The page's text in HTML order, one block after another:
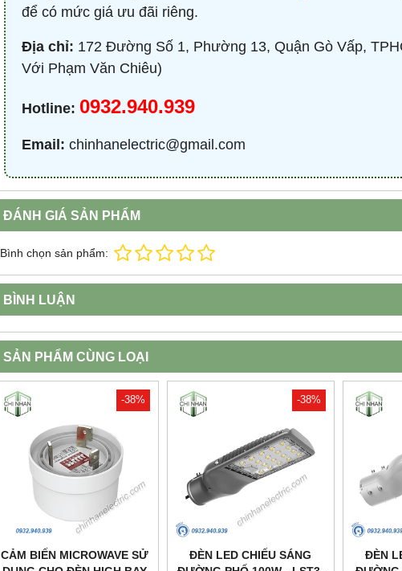
HDCAP304500203 - HIMEL
MUA NGAY MUA NGAY
để có mức giá ưu đãi riêng.
Địa chỉ: 172 Đường Số 1, Phường 13, Quận Gò Vấp,
Với Phạm Văn Chiêu)
Hotline: 0932.940.939
Email: chinhanelectric@gmail.com
ĐÁNH GIÁ SẢN PHẨM
Bình chọn sản phẩm:
BÌNH LUẬN
SẢN PHẨM CÙNG LOẠI
-38%
CẢM BIẾN MICROWAVE SỬ
-38%
ĐÈN LED CHIẾU SÁNG
ĐÈN